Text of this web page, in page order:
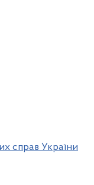
справ України